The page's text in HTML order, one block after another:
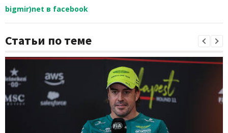
bigmir)net в facebook
Статьи по теме